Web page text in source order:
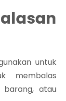
untuk
membalas
barang, atau